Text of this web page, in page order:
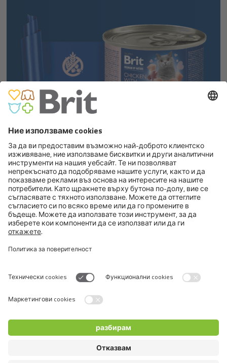
BRIT PREMIUM BY NATURE CAT
CHICKEN WITH HEARTS
Деликатен местен пастет за възрастни котки.
Информация за продукта
Switch language